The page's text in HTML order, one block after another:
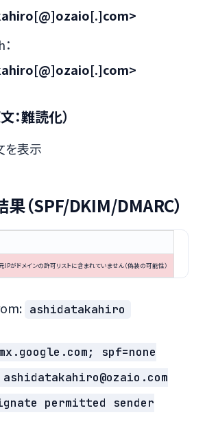
：難読化）
を表示
（SPF/DKIM/DMARC）
IPがドメインの許可リストに含まれていません（偽装の可能性）
ashidatakahiro
mx.google.com; spf=none
permitted sender